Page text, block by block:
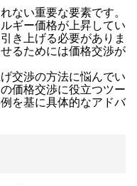
ない重要な要素です。
ギー価格が上昇してい
き上げる必要がありま
るためには価格交渉が
交渉の方法に悩んでい
価格交渉に役立つツー
を基に具体的なアドバ